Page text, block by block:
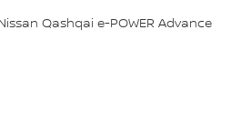
Qashqai e-POWER Advance